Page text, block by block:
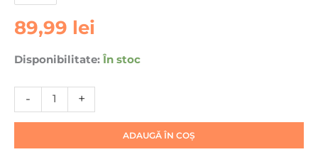
89,99 lei
Disponibilitate: În stoc
-
16
Plus,
detasabil,
Protectie
Bumper
+
ADAUGĂ ÎN COȘ